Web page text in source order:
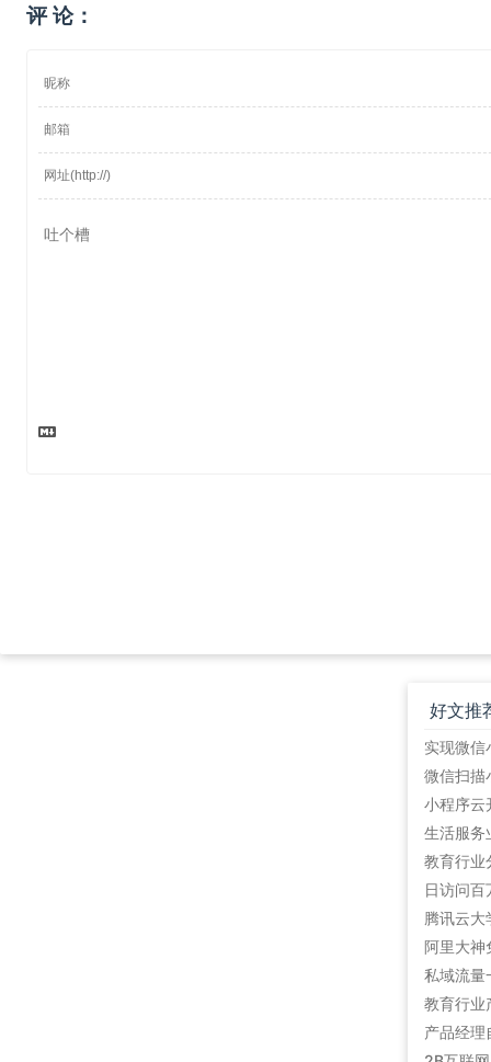
评 论：
好文推
教育行业
阿里大神
私域流量
教育行业
产品经理